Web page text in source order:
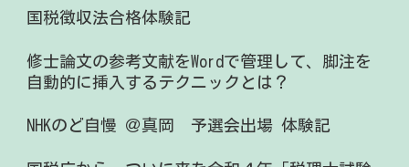
国税徴収法合格体験記
修士論文の参考文献をWordで管理して、脚注を
自動的に挿入するテクニックとは？
NHKのど自慢 ＠真岡 予選会出場 体験記